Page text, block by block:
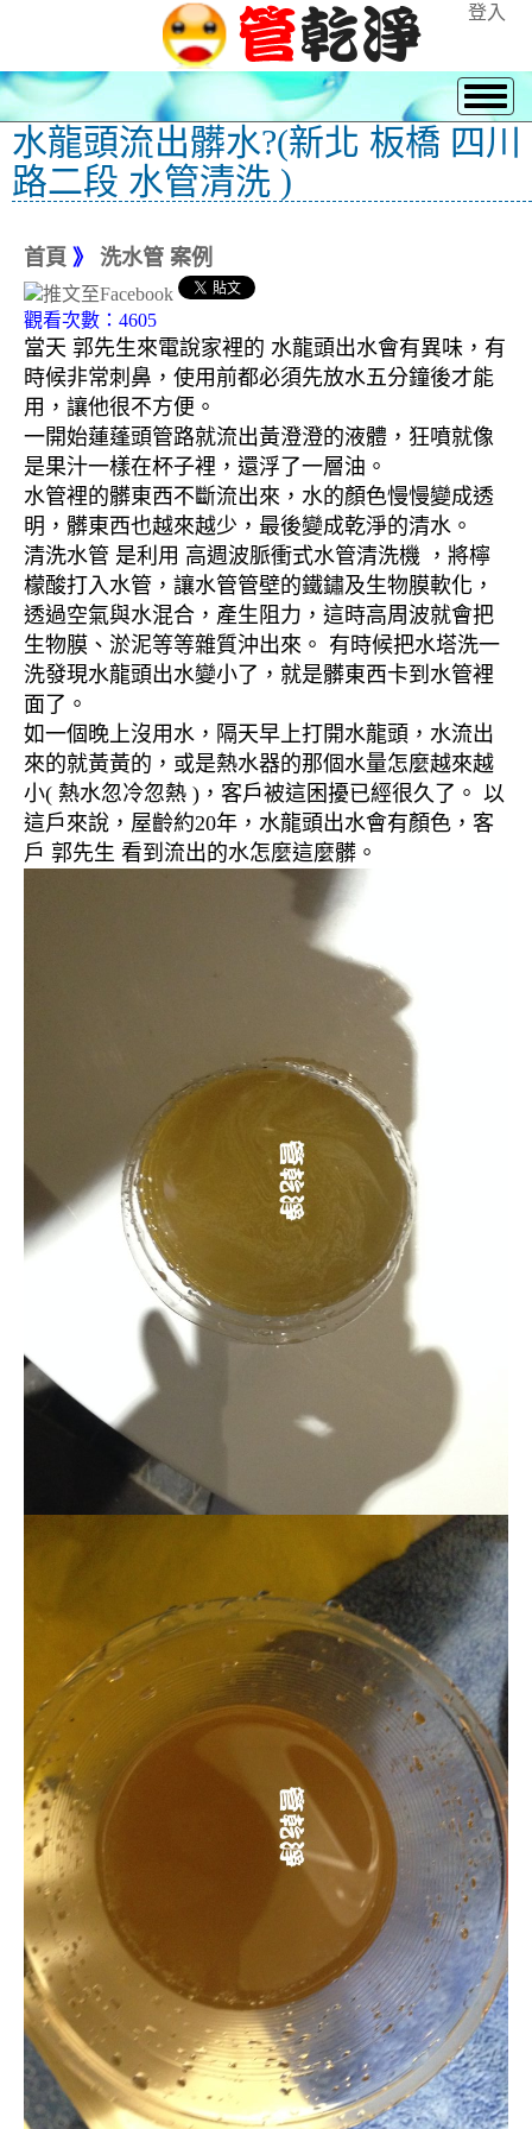
登入
水龍頭流出髒水?(新北 板橋 四川
路二段 水管清洗 )
首頁 》 洗水管 案例
觀看次數：4605
當天 郭先生來電說家裡的 水龍頭出水會有異味，有
時候非常刺鼻，使用前都必須先放水五分鐘後才能
用，讓他很不方便。
一開始蓮蓬頭管路就流出黃澄澄的液體，狂噴就像
是果汁一樣在杯子裡，還浮了一層油。
水管裡的髒東西不斷流出來，水的顏色慢慢變成透
明，髒東西也越來越少，最後變成乾淨的清水。
清洗水管 是利用 高週波脈衝式水管清洗機 ，將檸
檬酸打入水管，讓水管管壁的鐵鏽及生物膜軟化，
透過空氣與水混合，產生阻力，這時高周波就會把
生物膜、淤泥等等雜質沖出來。 有時候把水塔洗一
洗發現水龍頭出水變小了，就是髒東西卡到水管裡
面了。
如一個晚上沒用水，隔天早上打開水龍頭，水流出
來的就黃黃的，或是熱水器的那個水量怎麼越來越
小( 熱水忽冷忽熱 )，客戶被這困擾已經很久了。 以
這戶來說，屋齡約20年，水龍頭出水會有顏色，客
戶 郭先生 看到流出的水怎麼這麼髒。